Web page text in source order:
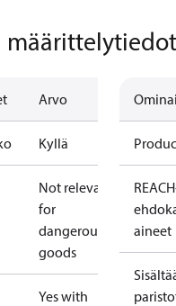
määrittelytiedot
Arvo
Kyllä
Not relevant
for
dangerous
goods
Yes with
aineet